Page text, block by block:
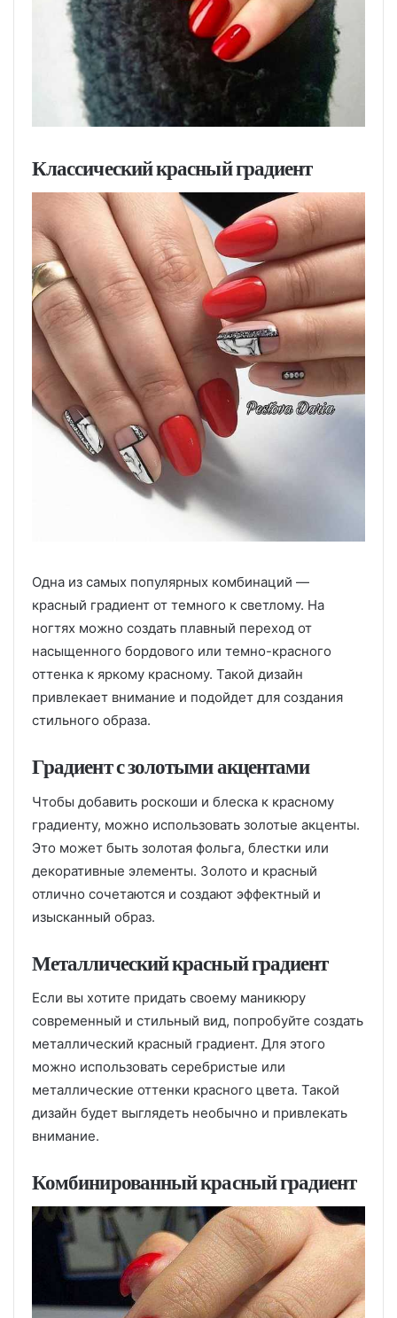
Классический красный градиент
Одна из самых популярных комбинаций —
красный градиент от темного к светлому. На
ногтях можно создать плавный переход от
насыщенного бордового или темно-красного
оттенка к яркому красному. Такой дизайн
привлекает внимание и подойдет для создания
стильного образа.
Градиент с золотыми акцентами
Чтобы добавить роскоши и блеска к красному
градиенту, можно использовать золотые акценты.
Это может быть золотая фольга, блестки или
декоративные элементы. Золото и красный
отлично сочетаются и создают эффектный и
изысканный образ.
Металлический красный градиент
Если вы хотите придать своему маникюру
современный и стильный вид, попробуйте создать
металлический красный градиент. Для этого
можно использовать серебристые или
металлические оттенки красного цвета. Такой
дизайн будет выглядеть необычно и привлекать
внимание.
Комбинированный красный градиент